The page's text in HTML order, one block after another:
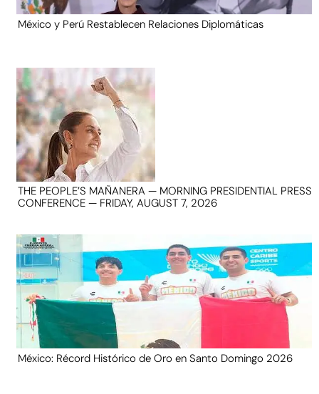
México y Perú Restablecen Relaciones Diplomáticas
THE PEOPLE’S MAÑANERA — MORNING PRESIDENTIAL PRESS
CONFERENCE — FRIDAY, AUGUST 7, 2026
México: Récord Histórico de Oro en Santo Domingo 2026